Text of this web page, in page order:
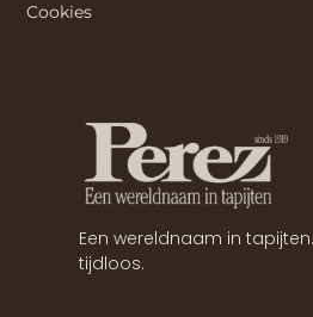
Een wereldnaam in
tijdloos.
Cookies